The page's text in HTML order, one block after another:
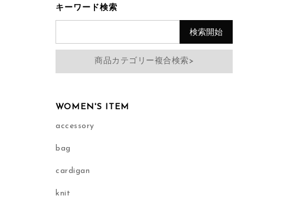
キーワード検索
商品カテゴリー複合検索>
WOMEN'S ITEM
accessory
bag
cardigan
knit